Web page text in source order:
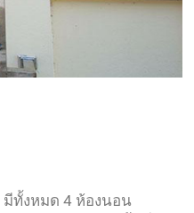
มีทั้งหมด 4 ห้องนอน